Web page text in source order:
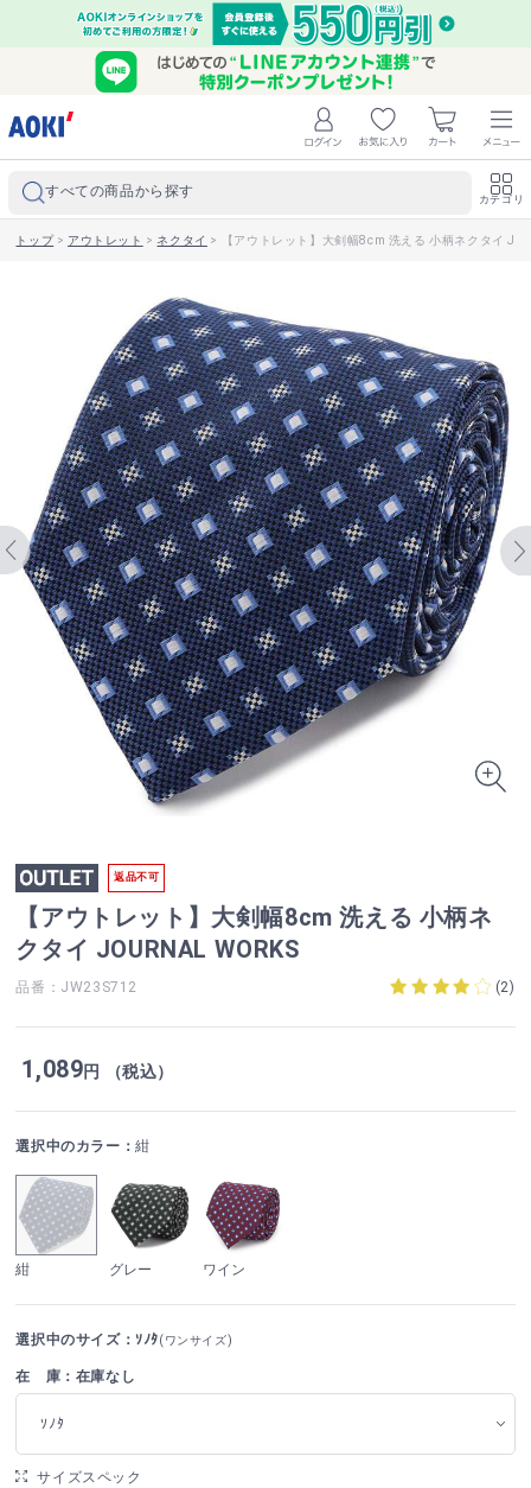
すべての商品から探す カテゴリ
トップ> アウトレット > ネクタイ > 【アウトレット】大剣幅8cm 洗える 小柄ネクタイ
返品不可
【アウトレット】大剣幅8cm 洗える 小柄ネ
クタイ JOURNAL WORKS
品番：JW23S712 (2)
1,089円 （税込）
選択中のカラー：紺
紺 グレー ワイン
選択中のサイズ：ｿﾉﾀ(ワンサイズ)
在 庫：在庫なし
ｿﾉﾀ
サイズスペック